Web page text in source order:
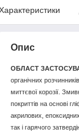
Опис
ОБЛАСТ
органічних
миттєвої корозії.
покриттів на основі
акрилових,
так і гарячого